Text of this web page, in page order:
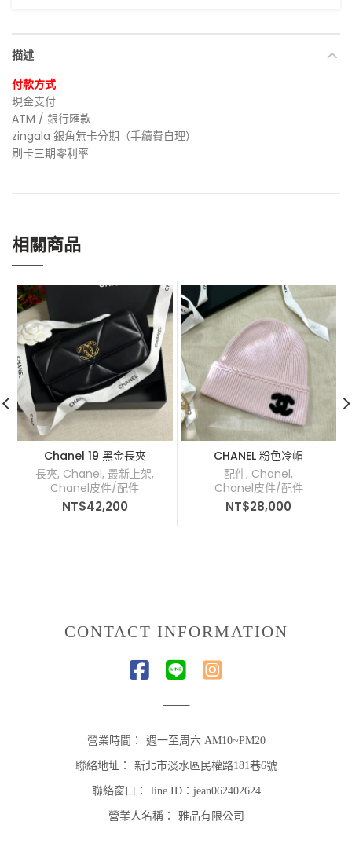
描述
付款方式
現金支付
ATM / 銀行匯款
zingala 銀角無卡分期（手續費自理）
刷卡三期零利率
相關商品
Chanel 19 黑金長夾
長夾, Chanel, 最新上架,
Chanel皮件/配件
NT$42,200
CHANEL 粉色冷帽
配件, Chanel,
Chanel皮件/配件
NT$28,000
CONTACT INFORMATION
營業時間： 週一至周六 AM10~PM20
聯絡地址： 新北市淡水區民權路181巷6號
聯絡窗口： line ID：jean062402624
營業人名稱： 雅品有限公司